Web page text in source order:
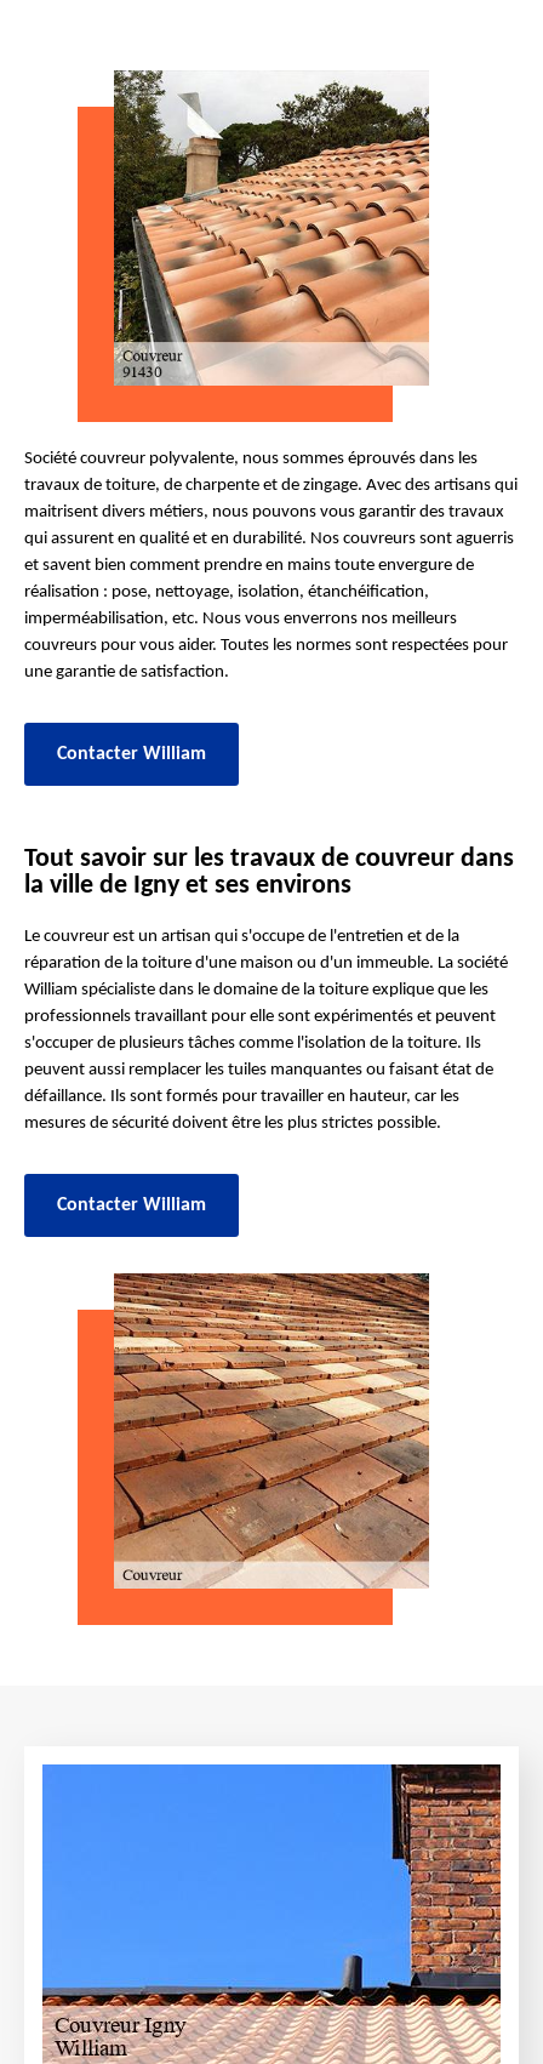
Société couvreur polyvalente, nous sommes éprouvés dans les
travaux de toiture, de charpente et de zingage. Avec des artisans qui
maitrisent divers métiers, nous pouvons vous garantir des travaux
qui assurent en qualité et en durabilité. Nos couvreurs sont aguerris
et savent bien comment prendre en mains toute envergure de
réalisation : pose, nettoyage, isolation, étanchéification,
imperméabilisation, etc. Nous vous enverrons nos meilleurs
couvreurs pour vous aider. Toutes les normes sont respectées pour
une garantie de satisfaction.
Contacter William
Tout savoir sur les travaux de couvreur dans
la ville de Igny et ses environs
Le couvreur est un artisan qui s'occupe de l'entretien et de la
réparation de la toiture d'une maison ou d'un immeuble. La société
William spécialiste dans le domaine de la toiture explique que les
professionnels travaillant pour elle sont expérimentés et peuvent
s'occuper de plusieurs tâches comme l'isolation de la toiture. Ils
peuvent aussi remplacer les tuiles manquantes ou faisant état de
défaillance. Ils sont formés pour travailler en hauteur, car les
mesures de sécurité doivent être les plus strictes possible.
Contacter William